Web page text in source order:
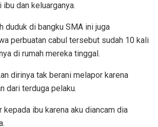
dan keluarganya.
duduk di bangku SMA ini juga
perbuatan cabul tersebut sudah 10 kali
di rumah mereka tinggal.
dirinya tak berani melapor karena
dari terduga pelaku.
kepada ibu karena aku diancam dia